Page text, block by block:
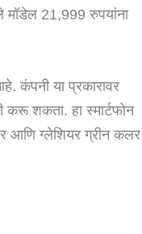
21,999 रुपयांना
कंपनी या प्रकारावर
शकता. हा स्मार्टफोन
आणि ग्लेशियर ग्रीन कलर